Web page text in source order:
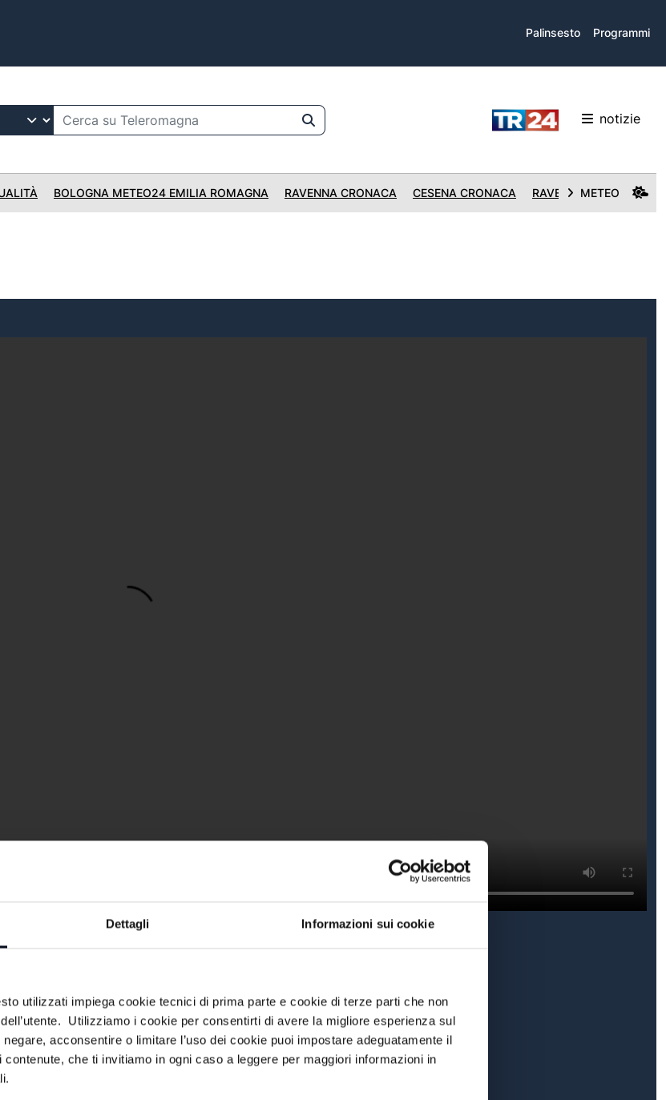
Dettagli Informazioni sui cookie
utilizzati impiega cookie tecnici di prima parte e cookie di terze parti che non
Utilizziamo i cookie per consentirti di avere la migliore esperienza sul
acconsentire o limitare l’uso dei cookie puoi impostare adeguatamente il
che ti invitiamo in ogni caso a leggere per maggiori informazioni in
Palinsesto Programmi
notizie
BOLOGNA METEO24 EMILIA ROMAGNA RAVENNA CRONACA CESENA CRONACA RAVENNA CRONACA
METEO
a cura della redazione